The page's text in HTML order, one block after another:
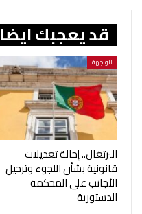
قد يعجبك ايضا
الواجهة
البرتغال.. إحالة تعديلات
قانونية بشأن اللجوء وترحيل
الأجانب على المحكمة
الدستورية